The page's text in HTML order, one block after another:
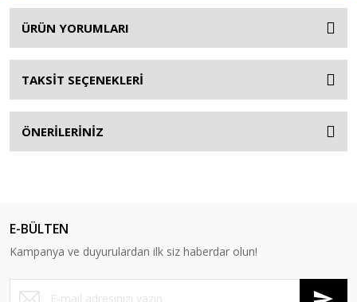
ÜRÜN YORUMLARI
TAKSİT SEÇENEKLERİ
ÖNERİLERİNİZ
E-BÜLTEN
Kampanya ve duyurulardan ilk siz haberdar olun!